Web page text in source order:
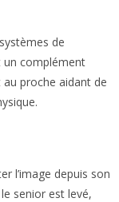
de
un complément
proche aidant de
l’image depuis son
senior est levé,